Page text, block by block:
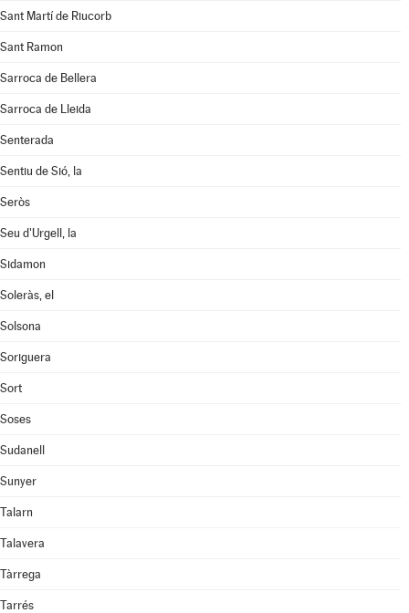
Sant Martí de Riucorb
Sant Ramon
Sarroca de Bellera
Sarroca de Lleida
Senterada
Sentiu de Sió, la
Seròs
Seu d'Urgell, la
Sidamon
Soleràs, el
Solsona
Soriguera
Sort
Soses
Sudanell
Sunyer
Talarn
Talavera
Tàrrega
Tarrés